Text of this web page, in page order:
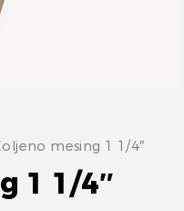
mesing 1 1/4″
1 1/4″